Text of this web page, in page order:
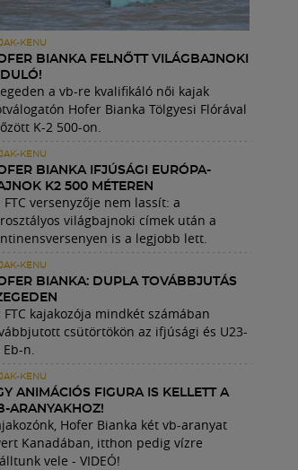
KENU
BIANKA FELNŐTT VILÁGBAJNOKI
a vb-re kvalifikáló női kajak
Hofer Bianka Tölgyesi Flórával
K-2 500-on.
KENU
BIANKA IFJÚSÁGI EURÓPA-
K2 500 MÉTEREN
FTC versenyzője nem lassít: a
világbajnoki címek után a
is a legjobb lett.
KENU
BIANKA: DUPLA TOVÁBBJUTÁS
FTC kajakozója mindkét számában
csütörtökön az ifjúsági és U23-
Eb-n.
KENU
ANIMÁCIÓS FIGURA IS KELLETT A
ARANYAKHOZ!
Hofer Bianka két vb-aranyat
Kanadában, itthon pedig vízre
vele - VIDEÓ!